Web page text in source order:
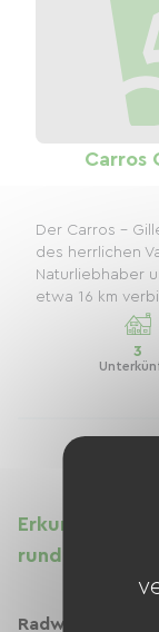
Carros
Der Carros -
des herrlichen
Naturliebhaber
etwa 16 km
3
Erkunden Sie
rund um Nizza
Radwege für